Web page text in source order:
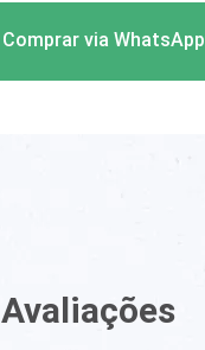
Comprar via WhatsApp
Avaliações